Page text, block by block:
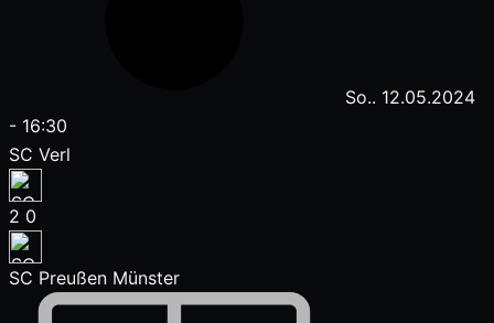
So.. 12.05.2024
- 16:30
SC Verl
2 0
SC Preußen Münster